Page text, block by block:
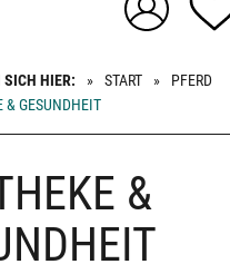
SICH HIER: START
PFERD
& GESUNDHEIT
&